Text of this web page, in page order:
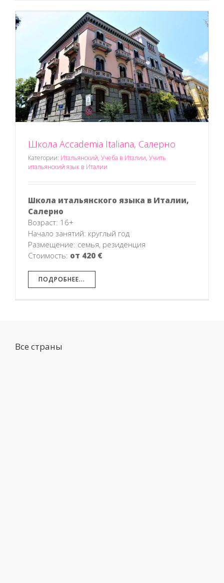
Школа Accademia Italiana, Салерно
Категории: Итальянский, Учеба в Италии, Учить
итальянский язык в Италии
Школа итальянского языка в Италии,
Салерно
Возраст: 16+
Начало занятий: круглый год
Размещение: семья, резиденция
Стоимость: от 420 €
ПОДРОБНЕЕ...
Все страны